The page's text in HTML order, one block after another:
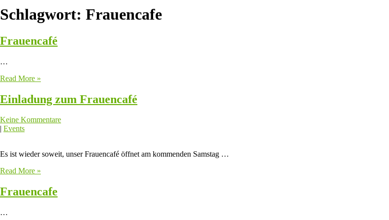
Schlagwort: Frauencafe
Frauencafé
…
Read More »
Einladung zum Frauencafé
Keine Kommentare
Events
Es ist wieder soweit, unser Frauencafé öffnet am kommenden Samstag …
Read More »
Frauencafe
…